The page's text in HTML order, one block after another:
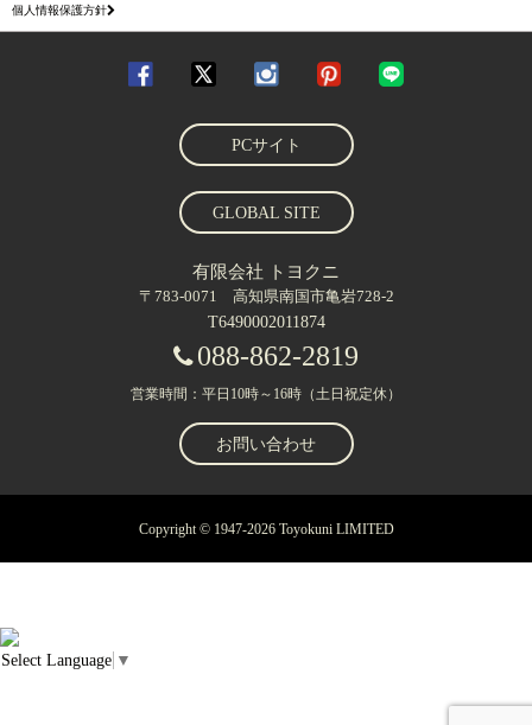
個人情報保護方針
PCサイト
GLOBAL SITE
有限会社 トヨクニ
〒783-0071 高知県南国市亀岩728-2
T6490002011874
088-862-2819
営業時間：平日10時～16時（土日祝定休）
お問い合わせ
Copyright © 1947-2026 Toyokuni LIMITED
Select Language ▼